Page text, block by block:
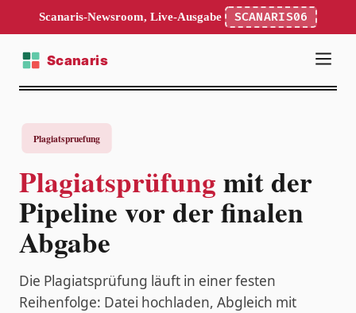
Scanaris-Newsroom, Live-Ausgabe SCANARIS06
Plagiatsprüfungmit der
Pipeline vor der finalen
Abgabe
Die Plagiatsprüfung läuft in einer festen
Reihenfolge: Datei hochladen, Abgleich mit